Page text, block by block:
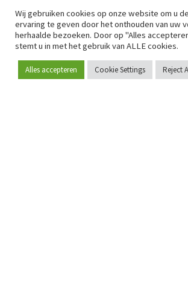
Word lid
Wij gebruiken cookies op onze website om u
ervaring te geven door het onthouden van uw
herhaalde bezoeken. Door op "Alles
stemt u in met het gebruik van ALLE cookies.
Alles accepteren Cookie Settings Reject